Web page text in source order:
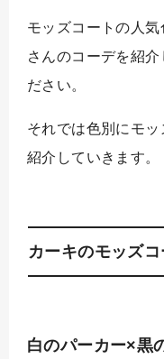
モッズコートの人
さんのコーデを紹
ださい。
それでは色別にモ
紹介していきます。
カーキのモッズコ
白のパーカー×黒